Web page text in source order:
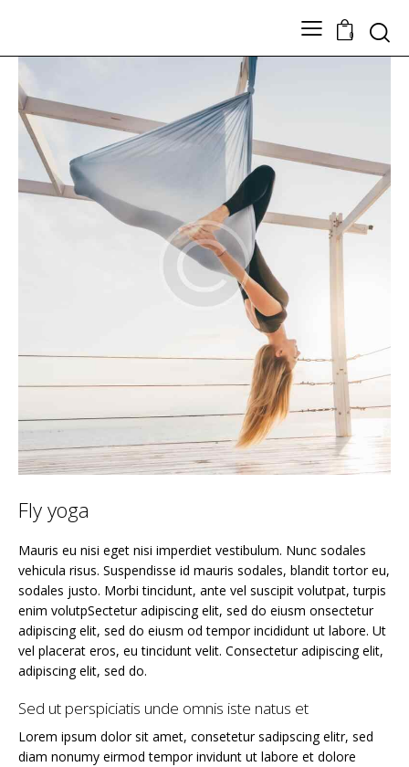
0
Search
TODOS LOS PRODUCTOS
Nuestros Artesanos
Tickets
Contacto
Fly yoga
Mauris eu nisi eget nisi imperdiet vestibulum. Nunc sodales
vehicula risus. Suspendisse id mauris sodales, blandit tortor eu,
sodales justo. Morbi tincidunt, ante vel suscipit volutpat, turpis
enim volutpSectetur adipiscing elit, sed do eiusm onsectetur
adipiscing elit, sed do eiusm od tempor incididunt ut labore. Ut
vel placerat eros, eu tincidunt velit. Consectetur adipiscing elit,
adipiscing elit, sed do.
Sed ut perspiciatis unde omnis iste natus et
Lorem ipsum dolor sit amet, consetetur sadipscing elitr, sed
diam nonumy eirmod tempor invidunt ut labore et dolore